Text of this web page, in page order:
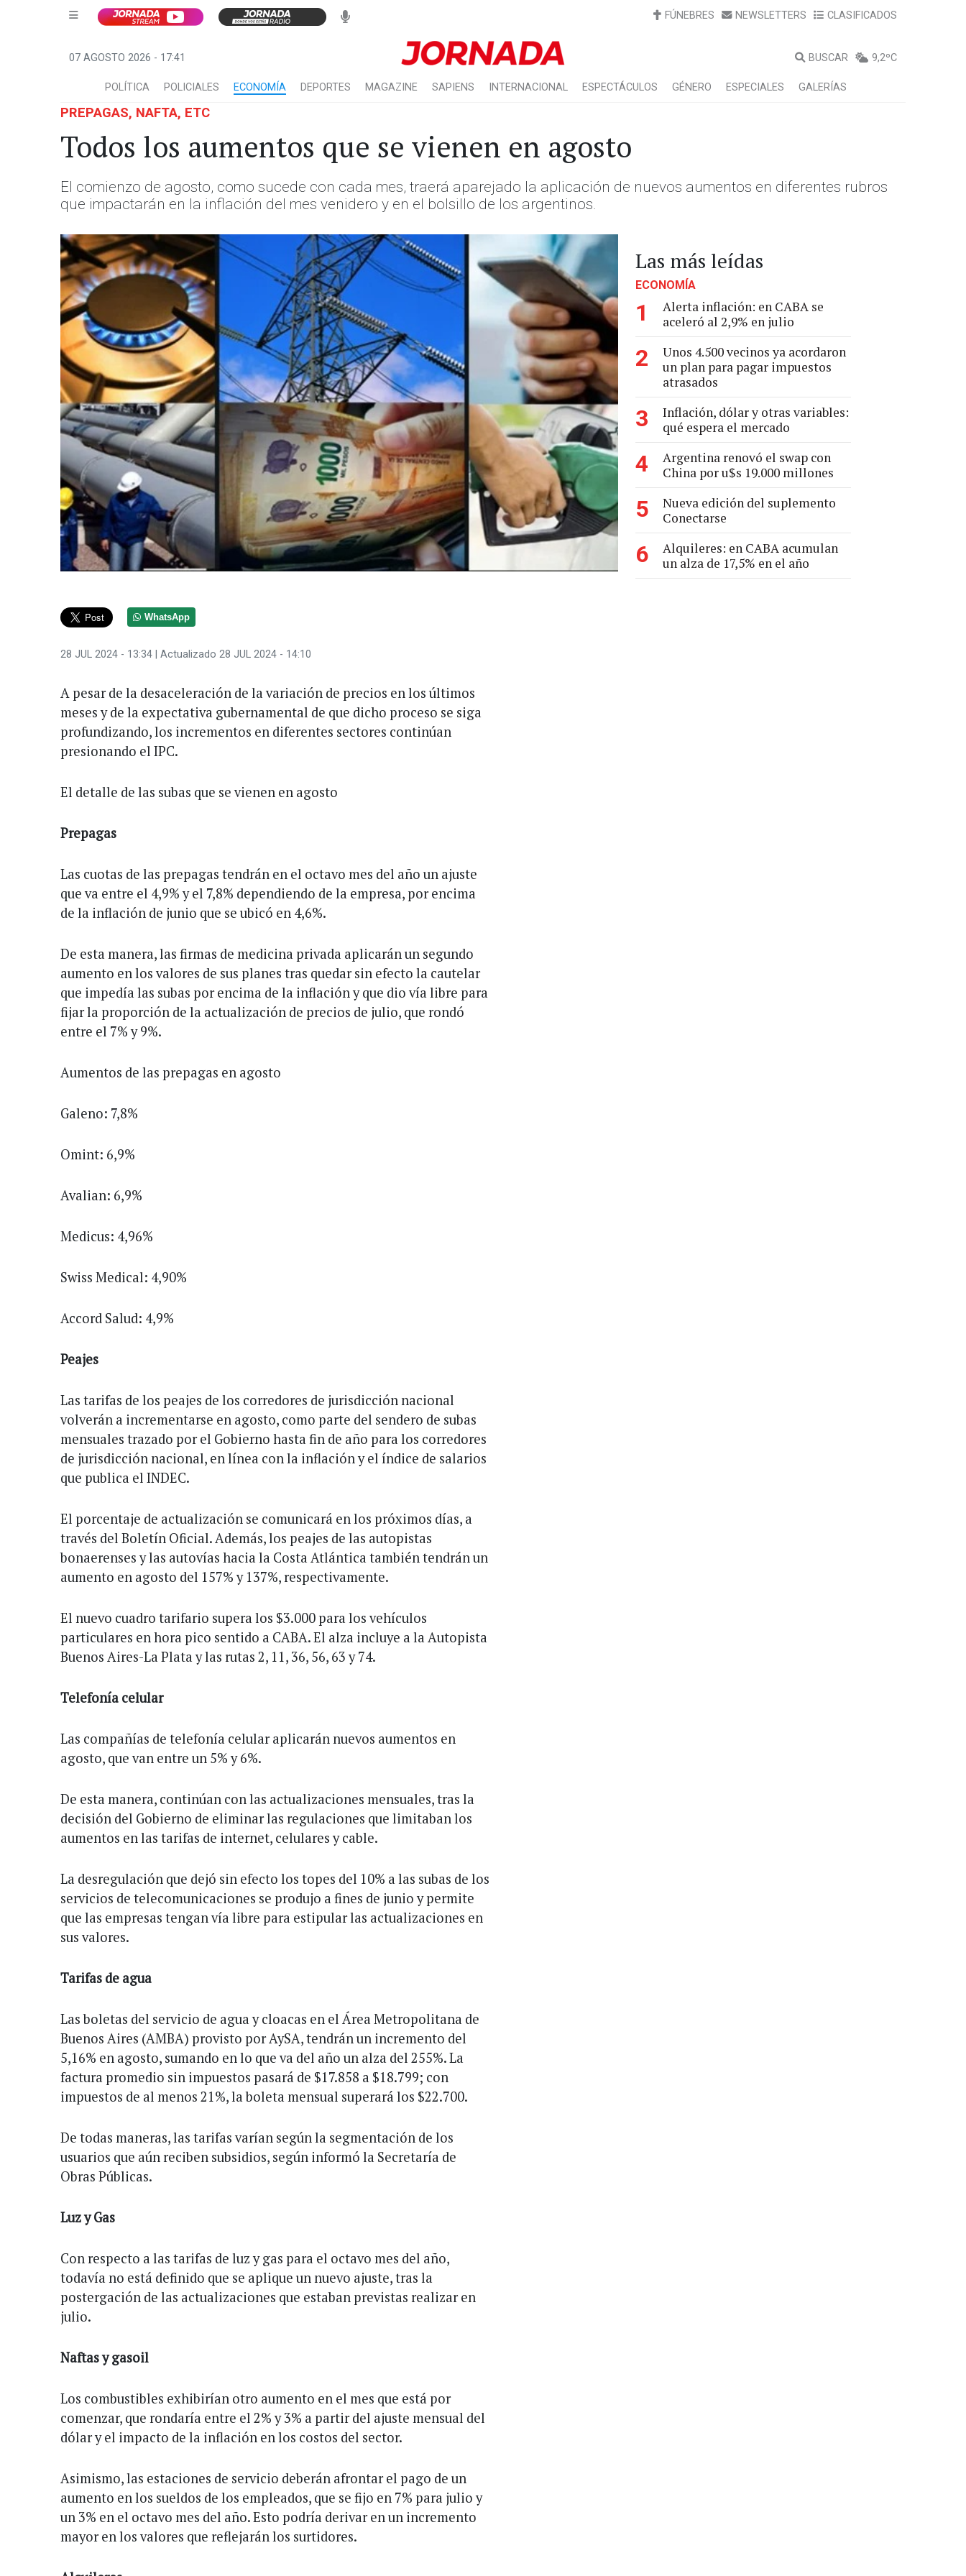
FÚNEBRES NEWSLETTERS CLASIFICADOS
07 AGOSTO 2026 - 17:41 BUSCAR 9,2ºC
POLÍTICA POLICIALES ECONOMÍA DEPORTES MAGAZINE SAPIENS INTERNACIONAL ESPECTÁCULOS GÉNERO ESPECIALES GALERÍAS
PREPAGAS, NAFTA, ETC
Todos los aumentos que se vienen en agosto
El comienzo de agosto, como sucede con cada mes, traerá aparejado la aplicación de nuevos aumentos en diferentes rubros
que impactarán en la inflación del mes venidero y en el bolsillo de los argentinos.
WhatsApp
28 JUL 2024 - 13:34 | Actualizado 28 JUL 2024 - 14:10
A pesar de la desaceleración de la variación de precios en los últimos
meses y de la expectativa gubernamental de que dicho proceso se siga
profundizando, los incrementos en diferentes sectores continúan
presionando el IPC.
El detalle de las subas que se vienen en agosto
Prepagas
Las cuotas de las prepagas tendrán en el octavo mes del año un ajuste
que va entre el 4,9% y el 7,8% dependiendo de la empresa, por encima
de la inflación de junio que se ubicó en 4,6%.
De esta manera, las firmas de medicina privada aplicarán un segundo
aumento en los valores de sus planes tras quedar sin efecto la cautelar
que impedía las subas por encima de la inflación y que dio vía libre para
fijar la proporción de la actualización de precios de julio, que rondó
entre el 7% y 9%.
Aumentos de las prepagas en agosto
Galeno: 7,8%
Omint: 6,9%
Avalian: 6,9%
Medicus: 4,96%
Swiss Medical: 4,90%
Accord Salud: 4,9%
Peajes
Las tarifas de los peajes de los corredores de jurisdicción nacional
volverán a incrementarse en agosto, como parte del sendero de subas
mensuales trazado por el Gobierno hasta fin de año para los corredores
de jurisdicción nacional, en línea con la inflación y el índice de salarios
que publica el INDEC.
El porcentaje de actualización se comunicará en los próximos días, a
través del Boletín Oficial. Además, los peajes de las autopistas
bonaerenses y las autovías hacia la Costa Atlántica también tendrán un
aumento en agosto del 157% y 137%, respectivamente.
El nuevo cuadro tarifario supera los $3.000 para los vehículos
particulares en hora pico sentido a CABA. El alza incluye a la Autopista
Buenos Aires-La Plata y las rutas 2, 11, 36, 56, 63 y 74.
Telefonía celular
Las compañías de telefonía celular aplicarán nuevos aumentos en
agosto, que van entre un 5% y 6%.
De esta manera, continúan con las actualizaciones mensuales, tras la
decisión del Gobierno de eliminar las regulaciones que limitaban los
aumentos en las tarifas de internet, celulares y cable.
La desregulación que dejó sin efecto los topes del 10% a las subas de los
servicios de telecomunicaciones se produjo a fines de junio y permite
que las empresas tengan vía libre para estipular las actualizaciones en
sus valores.
Tarifas de agua
Las boletas del servicio de agua y cloacas en el Área Metropolitana de
Buenos Aires (AMBA) provisto por AySA, tendrán un incremento del
5,16% en agosto, sumando en lo que va del año un alza del 255%. La
factura promedio sin impuestos pasará de $17.858 a $18.799; con
impuestos de al menos 21%, la boleta mensual superará los $22.700.
De todas maneras, las tarifas varían según la segmentación de los
usuarios que aún reciben subsidios, según informó la Secretaría de
Obras Públicas.
Luz y Gas
Con respecto a las tarifas de luz y gas para el octavo mes del año,
todavía no está definido que se aplique un nuevo ajuste, tras la
postergación de las actualizaciones que estaban previstas realizar en
julio.
Naftas y gasoil
Los combustibles exhibirían otro aumento en el mes que está por
comenzar, que rondaría entre el 2% y 3% a partir del ajuste mensual del
dólar y el impacto de la inflación en los costos del sector.
Asimismo, las estaciones de servicio deberán afrontar el pago de un
aumento en los sueldos de los empleados, que se fijo en 7% para julio y
un 3% en el octavo mes del año. Esto podría derivar en un incremento
mayor en los valores que reflejarán los surtidores.
Las más leídas
ECONOMÍA
1
Alerta inflación: en CABA se
aceleró al 2,9% en julio
2
Unos 4.500 vecinos ya acordaron
un plan para pagar impuestos
atrasados
3
Inflación, dólar y otras variables:
qué espera el mercado
4
Argentina renovó el swap con
China por u$s 19.000 millones
5
Nueva edición del suplemento
Conectarse
6
Alquileres: en CABA acumulan
un alza de 17,5% en el año